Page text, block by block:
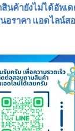
นค้ายังไม่ได้อัพเ
อราคา แอดไลน์ส